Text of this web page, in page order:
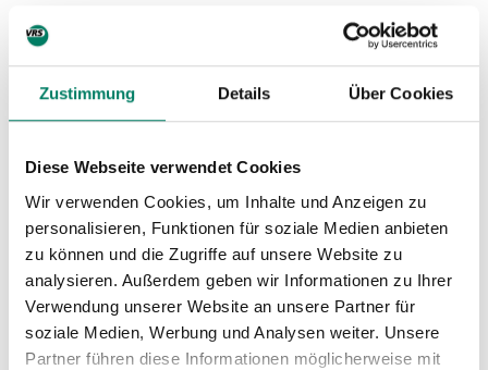
Zustimmung Details Über Cookies
Diese Webseite verwendet Cookies
Wir verwenden Cookies, um Inhalte und Anzeigen zu
personalisieren, Funktionen für soziale Medien anbieten
zu können und die Zugriffe auf unsere Website zu
analysieren. Außerdem geben wir Informationen zu Ihrer
Verwendung unserer Website an unsere Partner für
soziale Medien, Werbung und Analysen weiter. Unsere
Partner führen diese Informationen möglicherweise mit
Ausstattung
94 Bike+Ride-Plätze vorhanden
Nächste Abfahrten ab Rösrath Bf